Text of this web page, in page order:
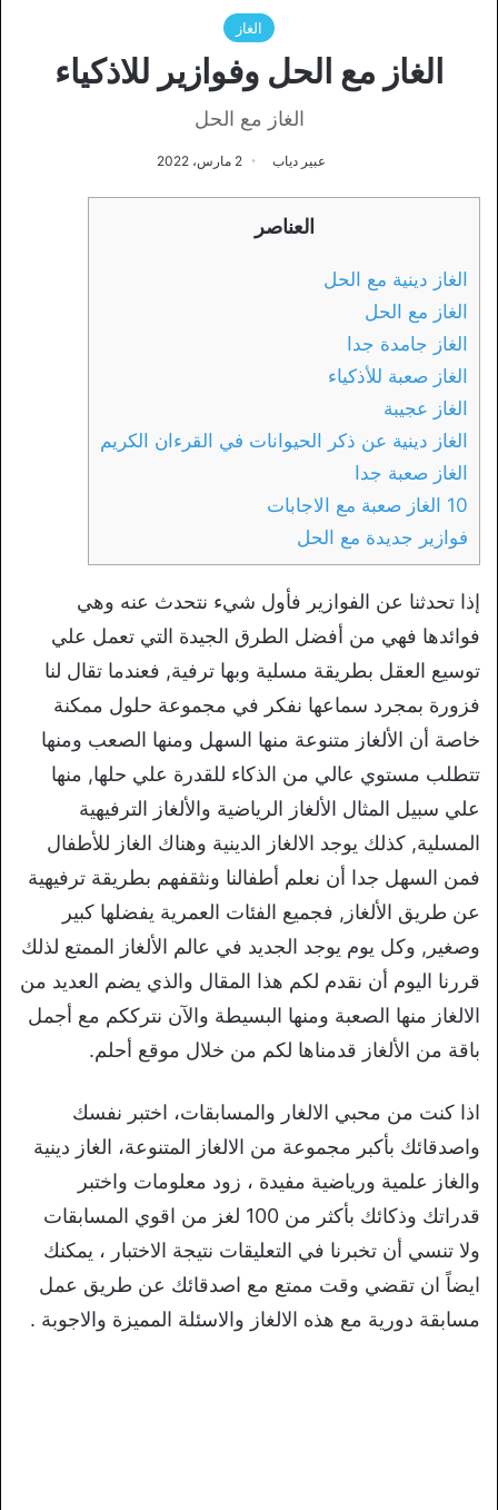
الغاز
الغاز مع الحل وفوازير للاذكياء
الغاز مع الحل
عبير دياب 2 مارس، 2022
العناصر
الغاز دينية مع الحل
الغاز مع الحل
الغاز جامدة جدا
الغاز صعبة للأذكياء
الغاز عجيبة
الغاز دينية عن ذكر الحيوانات في القرءان الكريم
الغاز صعبة جدا
10 الغاز صعبة مع الاجابات
فوازير جديدة مع الحل
إذا تحدثنا عن الفوازير فأول شيء نتحدث عنه وهي
فوائدها فهي من أفضل الطرق الجيدة التي تعمل علي
توسيع العقل بطريقة مسلية وبها ترفية, فعندما تقال لنا
فزورة بمجرد سماعها نفكر في مجموعة حلول ممكنة
خاصة أن الألغاز متنوعة منها السهل ومنها الصعب ومنها
تتطلب مستوي عالي من الذكاء للقدرة علي حلها, منها
علي سبيل المثال الألغاز الرياضية والألغاز الترفيهية
المسلية, كذلك يوجد الالغاز الدينية وهناك الغاز للأطفال
فمن السهل جدا أن نعلم أطفالنا ونثقفهم بطريقة ترفيهية
عن طريق الألغاز, فجميع الفئات العمرية يفضلها كبير
وصغير, وكل يوم يوجد الجديد في عالم الألغاز الممتع لذلك
قررنا اليوم أن نقدم لكم هذا المقال والذي يضم العديد من
الالغاز منها الصعبة ومنها البسيطة والآن نترككم مع أجمل
باقة من الألغاز قدمناها لكم من خلال موقع أحلم.
اذا كنت من محبي الالغار والمسابقات، اختبر نفسك
واصدقائك بأكبر مجموعة من الالغاز المتنوعة، الغاز دينية
والغاز علمية ورياضية مفيدة ، زود معلومات واختبر
قدراتك وذكائك بأكثر من 100 لغز من اقوي المسابقات
ولا تنسي أن تخبرنا في التعليقات نتيجة الاختبار ، يمكنك
ايضاً ان تقضي وقت ممتع مع اصدقائك عن طريق عمل
مسابقة دورية مع هذه الالغاز والاسئلة المميزة والاجوبة .